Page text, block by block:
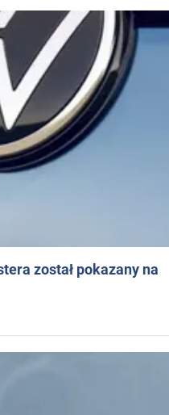
został pokazany na